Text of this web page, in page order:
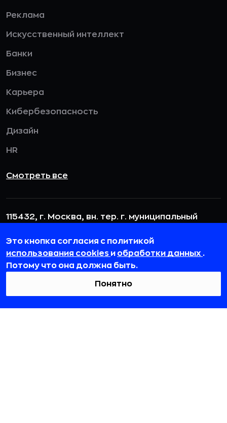
Реклама
Искусственный интеллект
Банки
Бизнес
Карьера
Кибербезопасность
Дизайн
HR
Смотреть все
115432, г. Москва, вн. тер. г. муниципальный
Это кнопка согласия с политикой
использования cookies и обработки данных .
Потому что она должна быть.
Понятно